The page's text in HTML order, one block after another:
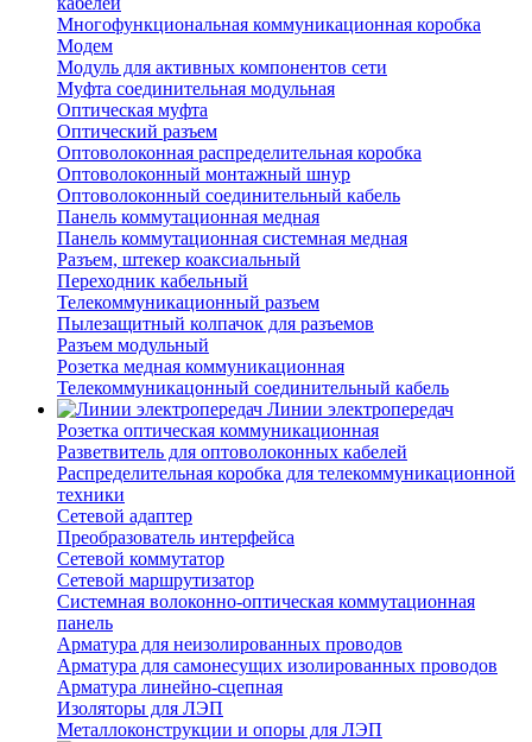
Многофункциональная коммуникационная коробка
Модем
Модуль для активных компонентов сети
Муфта соединительная модульная
Оптическая муфта
Оптический разъем
Оптоволоконная распределительная коробка
Оптоволоконный монтажный шнур
Оптоволоконный соединительный кабель
Панель коммутационная медная
Панель коммутационная системная медная
Разъем, штекер коаксиальный
Переходник кабельный
Телекоммуникационный разъем
Пылезащитный колпачок для разъемов
Разъем модульный
Розетка медная коммуникационная
Телекоммуникацонный соединительный кабель
Линии электропередач
Розетка оптическая коммуникационная
Разветвитель для оптоволоконных кабелей
Распределительная коробка для телекоммуникационной
техники
Сетевой адаптер
Преобразователь интерфейса
Сетевой коммутатор
Сетевой маршрутизатор
Системная волоконно-оптическая коммутационная
панель
Арматура для неизолированных проводов
Арматура для самонесущих изолированных проводов
Арматура линейно-сцепная
Изоляторы для ЛЭП
Металлоконструкции и опоры для ЛЭП